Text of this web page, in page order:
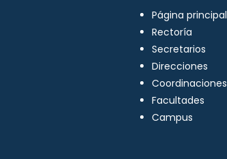
Página principal
Rectoría
Secretarios
Direcciones
Coordinaciones
Facultades
Campus